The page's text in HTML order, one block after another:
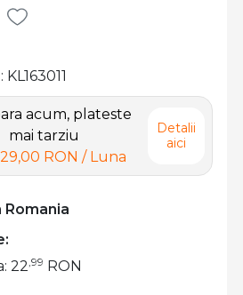
acum, plateste
mai tarziu
29,00 RON / Luna
Detalii
aici
Romania
KL163011
22,99 RON